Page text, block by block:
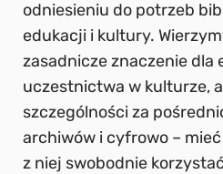
odniesieniu do potrzeb
edukacji i kultury.
zasadnicze znaczenie dla
uczestnictwa w kulturze,
szczególności za
archiwów i cyfrowo –
z niej swobodnie